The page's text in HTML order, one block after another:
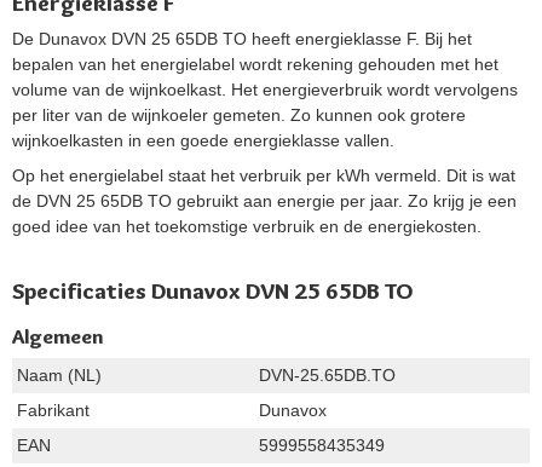
De Dunavox DVN 25 65DB TO heeft energieklasse F. Bij het
bepalen van het energielabel wordt rekening gehouden met het
volume van de wijnkoelkast. Het energieverbruik wordt vervolgens
per liter van de wijnkoeler gemeten. Zo kunnen ook grotere
wijnkoelkasten in een goede energieklasse vallen.
Op het energielabel staat het verbruik per kWh vermeld. Dit is wat
de DVN 25 65DB TO gebruikt aan energie per jaar. Zo krijg je een
goed idee van het toekomstige verbruik en de energiekosten.
Specificaties Dunavox DVN 25 65DB TO
Algemeen
Naam (NL)
DVN-25.65DB.TO
Fabrikant
Dunavox
EAN
5999558435349